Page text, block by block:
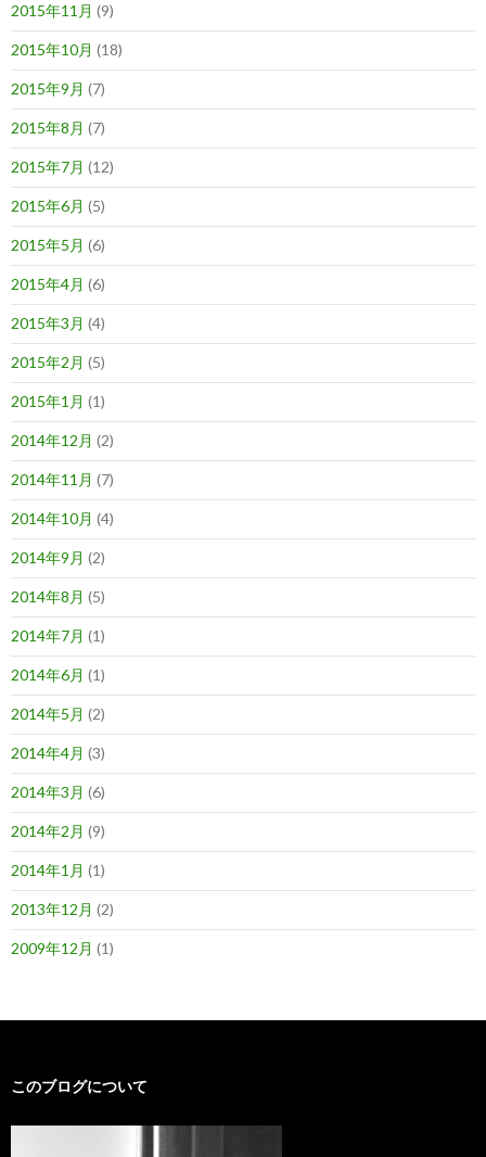
2015年11月 (9)
2015年10月 (18)
2015年9月 (7)
2015年8月 (7)
2015年7月 (12)
2015年6月 (5)
2015年5月 (6)
2015年4月 (6)
2015年3月 (4)
2015年2月 (5)
2015年1月 (1)
2014年12月 (2)
2014年11月 (7)
2014年10月 (4)
2014年9月 (2)
2014年8月 (5)
2014年7月 (1)
2014年6月 (1)
2014年5月 (2)
2014年4月 (3)
2014年3月 (6)
2014年2月 (9)
2014年1月 (1)
2013年12月 (2)
2009年12月 (1)
このブログについて